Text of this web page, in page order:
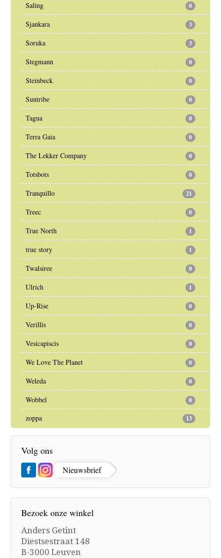
Saling 0
Sjankara 3
Soruka 3
Stegmann 0
Steinbeck 0
Suntribe 0
Tagua 0
Terra Gaia 0
The Lekker Company 0
Totsbots 0
Tranquillo 21
Treec 0
True North 1
true story 1
Twalsiree 0
Ulrich 1
Up-Rise 0
Verillis 0
Vesicapiscis 0
We Love The Planet 0
Weleda 0
Wobbel 0
zoppa 13
Volg ons
Nieuwsbrief
Bezoek onze winkel
Anders Getint
Diestsestraat 148
B-3000 Leuven